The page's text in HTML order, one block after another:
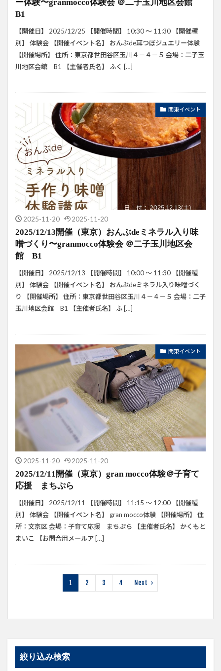
ー体験〜granmocco体験会 ＠二子玉川地区会館
B1
【開催日】 2025/12/25 【開催時間】 10:30 ～ 11:30 【開催種
別】 体験会 【開催イベント名】 おんぶde耳つぼジュエリー体験
【開催場所】 住所：東京都世田谷区玉川４－４－５ 会場：二子玉
川地区会館 B1 【主催者氏名】 ふく […]
関東イベント
2025-11-20 2025-11-20
2025/12/13開催（東京）おんぶdeミネラル入り味
噌づくり〜granmocco体験会 ＠二子玉川地区会
館 B1
【開催日】 2025/12/13 【開催時間】 10:00 ～ 11:30 【開催種
別】 体験会 【開催イベント名】 おんぶdeミネラル入り味噌づく
り 【開催場所】 住所：東京都世田谷区玉川４－４－５ 会場：二子
玉川地区会館 B1 【主催者氏名】 ふ […]
関東イベント
2025-11-20 2025-11-20
2025/12/11開催（東京）gran mocco体験＠子育て
応援 まちぷら
【開催日】 2025/12/11 【開催時間】 11:15 ～ 12:00 【開催種
別】 体験会 【開催イベント名】 gran mocco体験 【開催場所】 住
所：文京区 会場：子育て応援 まちぷら 【主催者氏名】 かくもと
まいこ 【お問合用メールア […]
1 2 3 4 Next
絞り込み検索